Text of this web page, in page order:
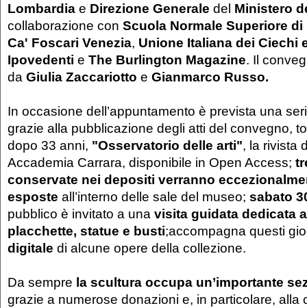
Lombardia e Direzione Generale del Ministero
collaborazione con Scuola Normale Superiore di
Ca' Foscari Venezia, Unione Italiana dei Ciechi
Ipovedenti e The Burlington Magazine. Il
da Giulia Zaccariotto e Gianmarco Russo.
In occasione dell’appuntamento è prevista una
grazie alla pubblicazione degli atti del convegno,
dopo 33 anni, "Osservatorio delle arti", la rivista
Accademia Carrara, disponibile in Open Access;
conservate nei depositi verranno
esposte all’interno delle sale del museo; sabato
pubblico è invitato a una visita guidata dedicata
placchette, statue e busti;accompagna questi
digitale di alcune opere della collezione.
Da sempre la scultura occupa un’importante
grazie a numerose donazioni e, in particolare, alla